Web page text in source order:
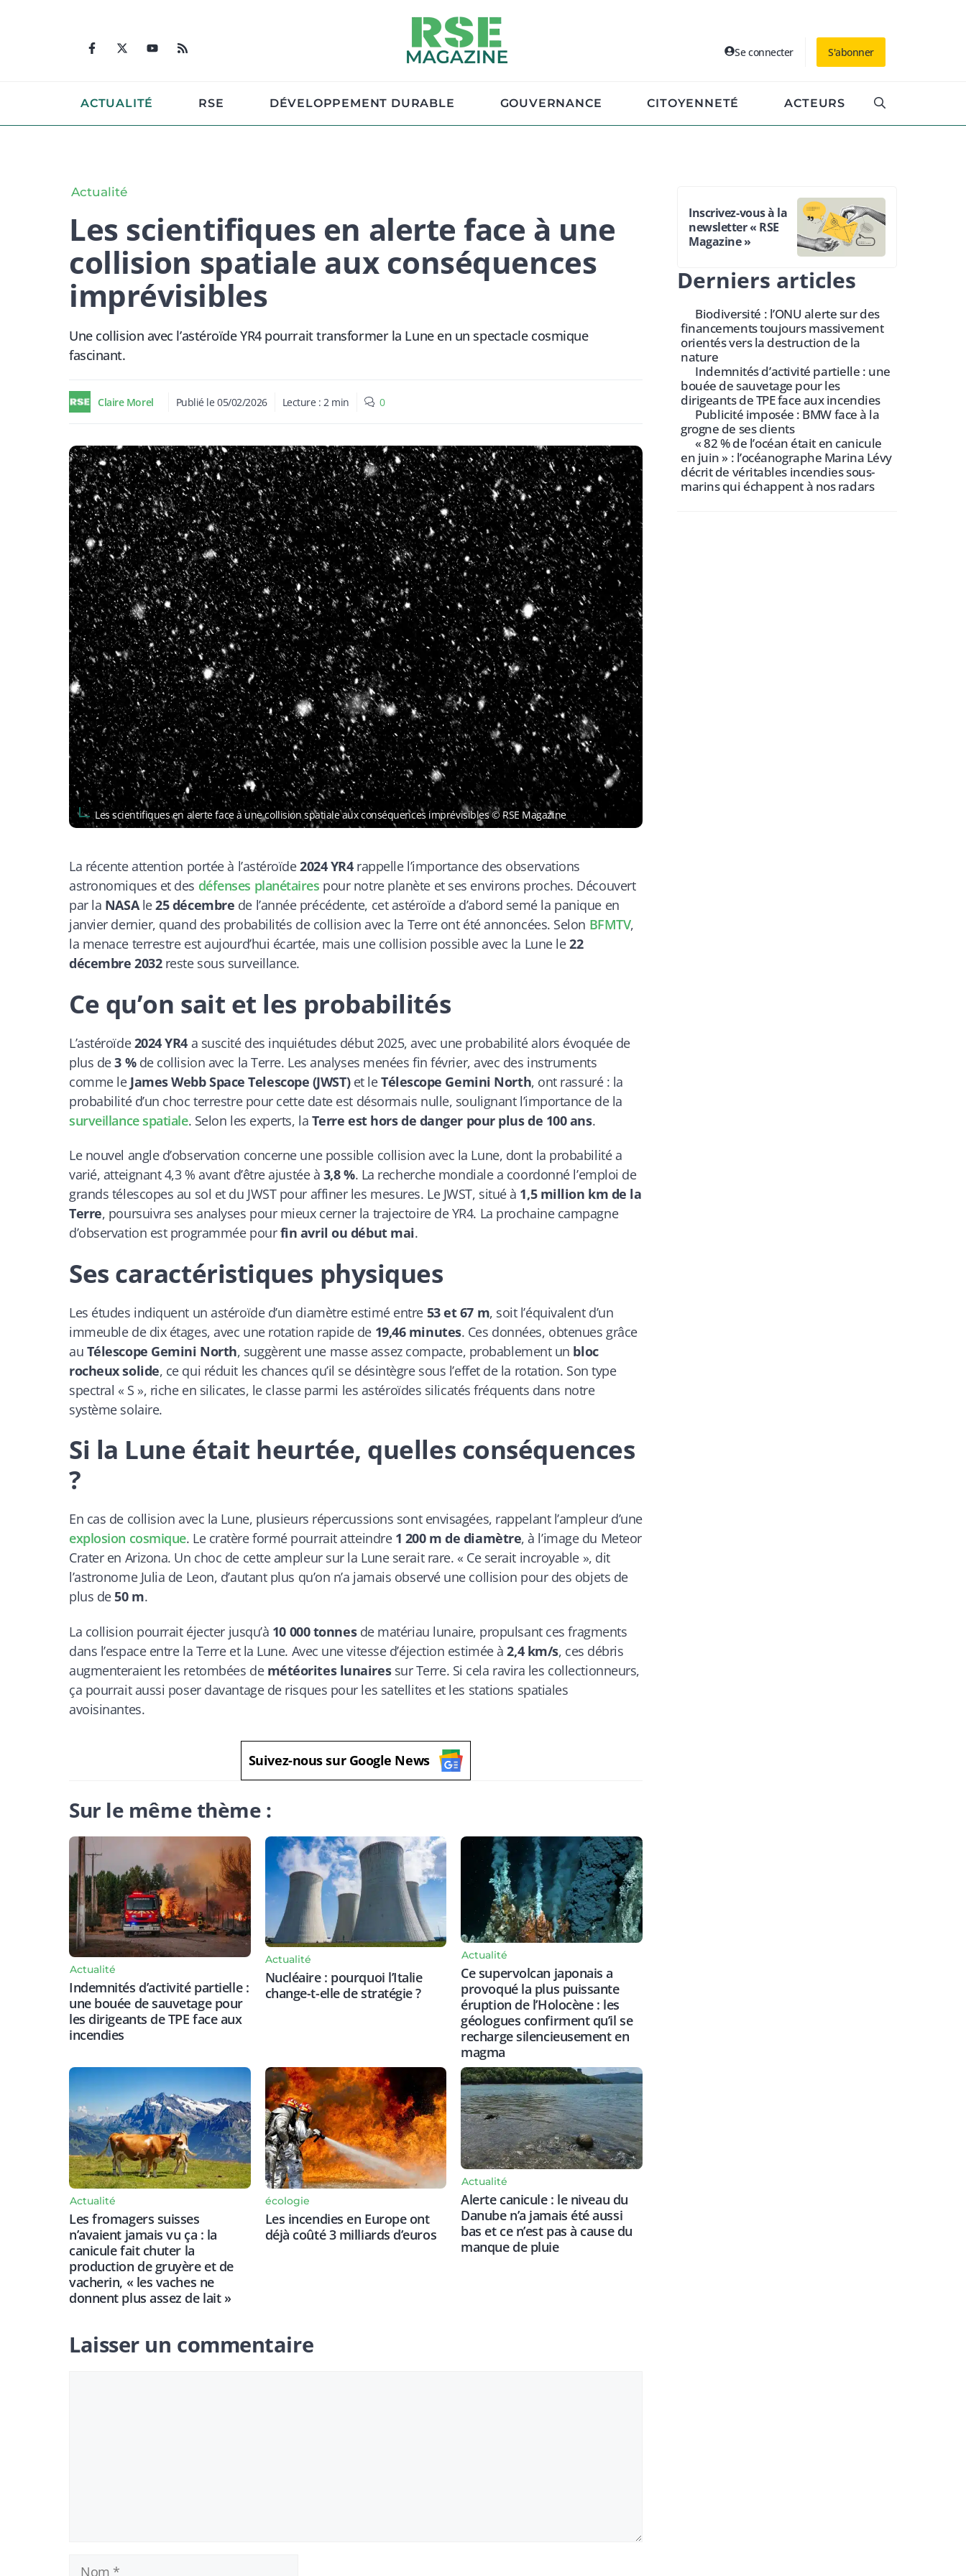
Se connecter S'abonner
ACTUALITÉ RSE DÉVELOPPEMENT DURABLE GOUVERNANCE CITOYENNETÉ ACTEURS
Actualité
Les scientifiques en alerte face à une
collision spatiale aux conséquences
imprévisibles
Une collision avec l’astéroïde YR4 pourrait transformer la Lune en un spectacle cosmique
fascinant.
Claire Morel Publié le05/02/2026 Lecture : 2 min 0
Les scientifiques en alerte face à une collision spatiale aux conséquences imprévisibles © RSE Magazine
La récente attention portée à l’astéroïde2024 YR4rappelle l’importance des observations
astronomiques et des défenses planétaires pour notre planète et ses environs proches. Découvert
par la NASAle25 décembre de l’année précédente, cet astéroïde a d’abord semé la panique en
janvier dernier, quand des probabilités de collision avec la Terre ont été annoncées. Selon BFMTV,
la menace terrestre est aujourd’hui écartée, mais une collision possible avec la Lune le22
décembre 2032reste sous surveillance.
Ce qu’on sait et les probabilités
L’astéroïde2024 YR4 a suscité des inquiétudes début 2025, avec une probabilité alors évoquée de
plus de3 %de collision avec la Terre. Les analyses menées fin février, avec des instruments
comme le James Webb Space Telescope (JWST)et leTélescope Gemini North, ont rassuré : la
probabilité d’un choc terrestre pour cette date est désormais nulle, soulignant l’importance de la
surveillance spatiale. Selon les experts, la Terre est hors de danger pour plus de 100 ans.
Le nouvel angle d’observation concerne une possible collision avec la Lune, dont la probabilité a
varié, atteignant 4,3 % avant d’être ajustée à 3,8 %. La recherche mondiale a coordonné l’emploi de
grands télescopes au sol et du JWST pour affiner les mesures. Le JWST, situé à 1,5 million km de la
Terre, poursuivra ses analyses pour mieux cerner la trajectoire de YR4. La prochaine campagne
d’observation est programmée pourfin avril ou début mai.
Ses caractéristiques physiques
Les études indiquent un astéroïde d’un diamètre estimé entre 53 et 67 m, soit l’équivalent d’un
immeuble de dix étages, avec une rotation rapide de 19,46 minutes. Ces données, obtenues grâce
au Télescope Gemini North, suggèrent une masse assez compacte, probablement un bloc
rocheux solide, ce qui réduit les chances qu’il se désintègre sous l’effet de la rotation. Son type
spectral « S », riche en silicates, le classe parmi les astéroïdes silicatés fréquents dans notre
système solaire.
Si la Lune était heurtée, quelles conséquences
?
En cas de collision avec la Lune, plusieurs répercussions sont envisagées, rappelant l’ampleur d’une
explosion cosmique. Le cratère formé pourrait atteindre 1 200 m de diamètre, à l’image du Meteor
Crater en Arizona. Un choc de cette ampleur sur la Lune serait rare. « Ce serait incroyable », dit
l’astronome Julia de Leon, d’autant plus qu’on n’a jamais observé une collision pour des objets de
plus de50 m.
La collision pourrait éjecter jusqu’à 10 000 tonnesde matériau lunaire, propulsant ces fragments
dans l’espace entre la Terre et la Lune. Avec une vitesse d’éjection estimée à2,4 km/s, ces débris
augmenteraient les retombées de météorites lunairessur Terre. Si cela ravira les collectionneurs,
ça pourrait aussi poser davantage de risques pour les satellites et les stations spatiales
avoisinantes.
Suivez-nous sur Google News
Sur le même thème :
Actualité
Indemnités d’activité partielle :
une bouée de sauvetage pour
les dirigeants de TPE face aux
incendies
Actualité
Nucléaire : pourquoi l’Italie
change-t-elle de stratégie ?
Actualité
Ce supervolcan japonais a
provoqué la plus puissante
éruption de l’Holocène : les
géologues confirment qu’il se
recharge silencieusement en
magma
Actualité
Les fromagers suisses
n’avaient jamais vu ça : la
canicule fait chuter la
production de gruyère et de
vacherin, « les vaches ne
donnent plus assez de lait »
écologie
Les incendies en Europe ont
déjà coûté 3 milliards d’euros
Actualité
Alerte canicule : le niveau du
Danube n’a jamais été aussi
bas et ce n’est pas à cause du
manque de pluie
Laisser un commentaire
Inscrivez-vous à la
newsletter « RSE
Magazine »
Derniers articles
Biodiversité : l’ONU alerte sur des
financements toujours massivement
orientés vers la destruction de la
nature
Indemnités d’activité partielle : une
bouée de sauvetage pour les
dirigeants de TPE face aux incendies
Publicité imposée : BMW face à la
grogne de ses clients
« 82 % de l’océan était en canicule
en juin » : l’océanographe Marina Lévy
décrit de véritables incendies sous-
marins qui échappent à nos radars